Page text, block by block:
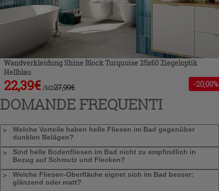
Wandverkleidung Shine Block Turquoise 25x60 Ziegeloptik
Hellblau
22,39€ /M227,99€ -20,00%
DOMANDE FREQUENTI
Welche Vorteile haben helle Fliesen im Bad gegenüber
dunklen Belägen?
Sind helle Bodenfliesen im Bad nicht zu empfindlich in
Bezug auf Schmutz und Flecken?
Welche Fliesen-Oberfläche eignet sich im Bad besser:
glänzend oder matt?